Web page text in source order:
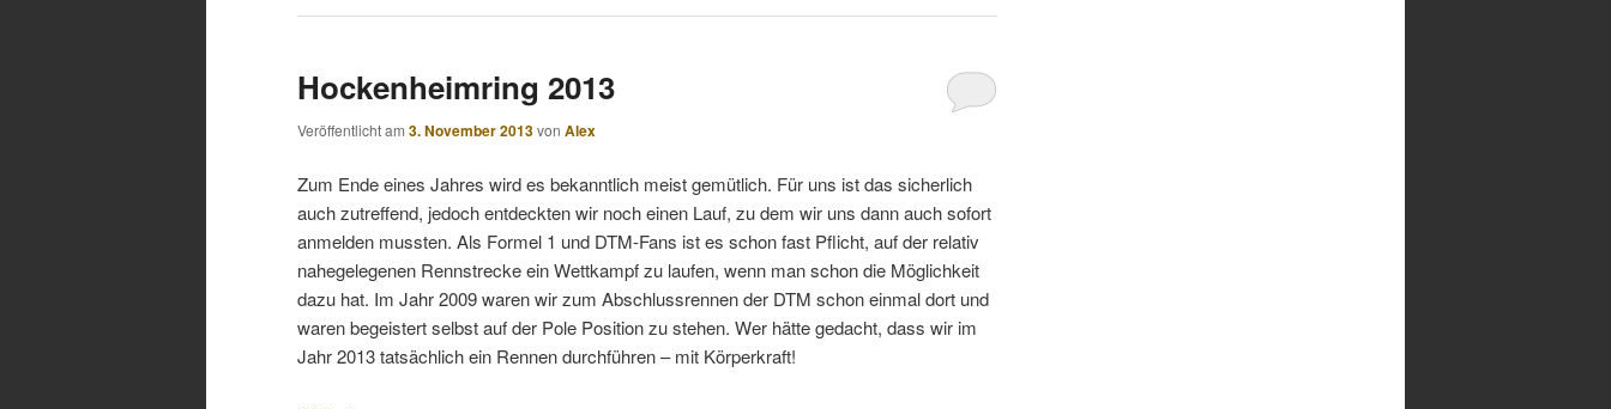
Hockenheimring 2013
Veröffentlicht am 3. November 2013von Alex
Zum Ende eines Jahres wird es bekanntlich meist gemütlich. Für uns ist das sicherlich
auch zutreffend, jedoch entdeckten wir noch einen Lauf, zu dem wir uns dann auch sofort
anmelden mussten. Als Formel 1 und DTM-Fans ist es schon fast Pflicht, auf der relativ
nahegelegenen Rennstrecke ein Wettkampf zu laufen, wenn man schon die Möglichkeit
dazu hat. Im Jahr 2009 waren wir zum Abschlussrennen der DTM schon einmal dort und
waren begeistert selbst auf der Pole Position zu stehen. Wer hätte gedacht, dass wir im
Jahr 2013 tatsächlich ein Rennen durchführen – mit Körperkraft!